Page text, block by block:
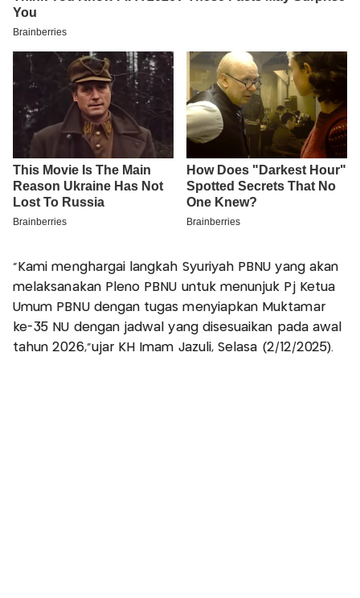
“Kami menghargai langkah Syuriyah PBNU yang akan
melaksanakan Pleno PBNU untuk menunjuk Pj Ketua
Umum PBNU dengan tugas menyiapkan Muktamar
ke-35 NU dengan jadwal yang disesuaikan pada awal
tahun 2026,”ujar KH Imam Jazuli, Selasa (2/12/2025).